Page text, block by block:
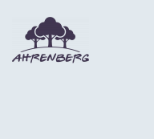
Skip to main content